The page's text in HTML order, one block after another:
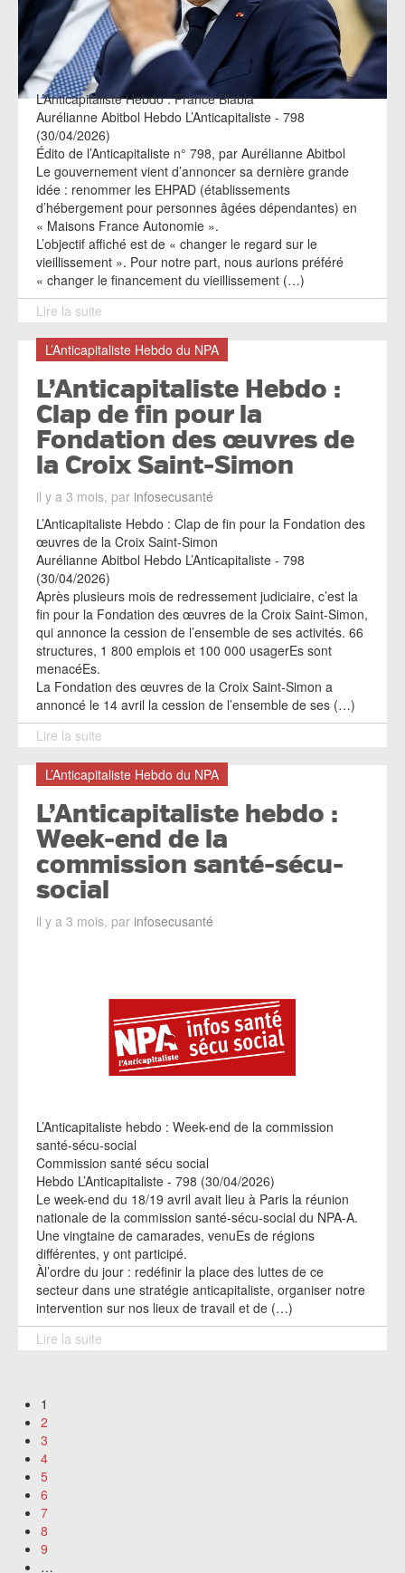
L’Anticapitaliste Hebdo : France Blabla
Aurélianne Abitbol Hebdo L’Anticapitaliste - 798
(30/04/2026)
Édito de l’Anticapitaliste n° 798, par Aurélianne Abitbol
Le gouvernement vient d’annoncer sa dernière grande
idée : renommer les EHPAD (établissements
d’hébergement pour personnes âgées dépendantes) en
« Maisons France Autonomie ».
L’objectif affiché est de « changer le regard sur le
vieillissement ». Pour notre part, nous aurions préféré
« changer le financement du vieillissement (…)
Lire la suite
L’Anticapitaliste Hebdo du NPA
L’Anticapitaliste Hebdo :
Clap de fin pour la
Fondation des œuvres de
la Croix Saint-Simon
il y a 3 mois, par infosecusanté
L’Anticapitaliste Hebdo : Clap de fin pour la Fondation des
œuvres de la Croix Saint-Simon
Aurélianne Abitbol Hebdo L’Anticapitaliste - 798
(30/04/2026)
Après plusieurs mois de redressement judiciaire, c’est la
fin pour la Fondation des œuvres de la Croix Saint-Simon,
qui annonce la cession de l’ensemble de ses activités. 66
structures, 1 800 emplois et 100 000 usagerEs sont
menacéEs.
La Fondation des œuvres de la Croix Saint-Simon a
annoncé le 14 avril la cession de l’ensemble de ses (…)
Lire la suite
L’Anticapitaliste Hebdo du NPA
L’Anticapitaliste hebdo :
Week-end de la
commission santé-sécu-
social
il y a 3 mois, par infosecusanté
L’Anticapitaliste hebdo : Week-end de la commission
santé-sécu-social
Commission santé sécu social
Hebdo L’Anticapitaliste - 798 (30/04/2026)
Le week-end du 18/19 avril avait lieu à Paris la réunion
nationale de la commission santé-sécu-social du NPA-A.
Une vingtaine de camarades, venuEs de régions
différentes, y ont participé.
Àl’ordre du jour : redéfinir la place des luttes de ce
secteur dans une stratégie anticapitaliste, organiser notre
intervention sur nos lieux de travail et de (…)
Lire la suite
1
2
3
4
5
6
7
8
9
…